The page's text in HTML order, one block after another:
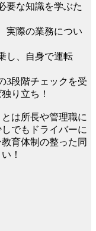
要な知識を学ぶた
実際の業務につい
し、自身で運転
3段階チェックを受
り立ち！
は所長や管理職に
でもドライバーに
育体制の整った同
！